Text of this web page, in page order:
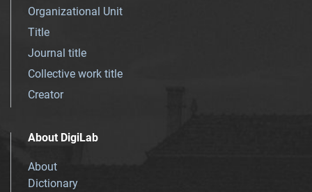
Organizational Unit
Title
Journal title
Collective work title
Creator
About DigiLab
About
Dictionary